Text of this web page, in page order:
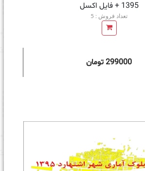
1395 + فايل اكسل
تعداد فروش : 5
299000 تومان